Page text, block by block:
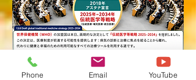
Phone Email YouTube